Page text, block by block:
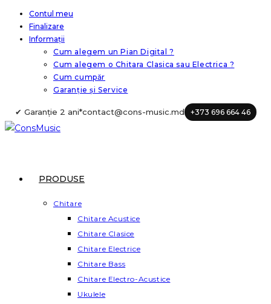
Skip
content
Contul meu
Finalizare
Informații
Cum alegem un Pian Digital ?
Cum alegem o Chitara Clasica sau Electrica ?
Cum cumpăr
Garanție și Service
✔ Garanție 2 ani*contact@cons-music.md +373 696 664 46
PRODUSE
Chitare
Chitare Acustice
Chitare Clasice
Chitare Electrice
Chitare Bass
Chitare Electro-Acustice
Ukulele